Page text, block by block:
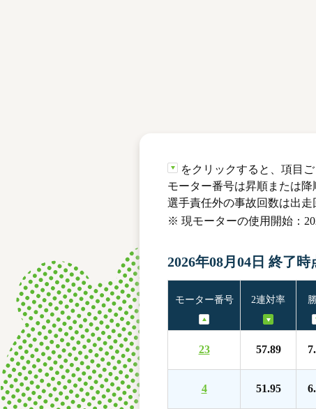
をクリックすると、項目
モーター番号は昇順または降
選手責任外の事故回数は出走
※ 現モーターの使用開始：
2026年08月04日 終了時
モーター番号 2連対率
23 57.89
4 51.95